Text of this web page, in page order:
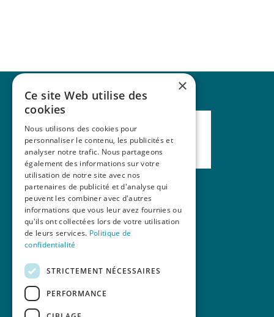
Nos formations
La revue Mains Libres
×
Ce site Web utilise des
cookies
Nous utilisons des cookies pour
personnaliser le contenu, les publicités et
analyser notre trafic. Nous partageons
également des informations sur votre
utilisation de notre site avec nos
partenaires de publicité et d'analyse qui
peuvent les combiner avec d'autres
informations que vous leur avez fournies ou
qu'ils ont collectées lors de votre utilisation
de leurs services. Politique de
confidentialité
STRICTEMENT NÉCESSAIRES
PERFORMANCE